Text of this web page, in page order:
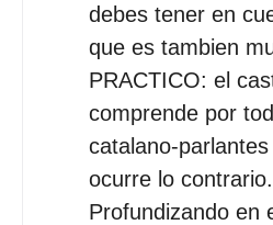
debes tener en
que es tambien
PRACTICO: el
comprende por
catalano-
ocurre lo contrario.
Profundizando en